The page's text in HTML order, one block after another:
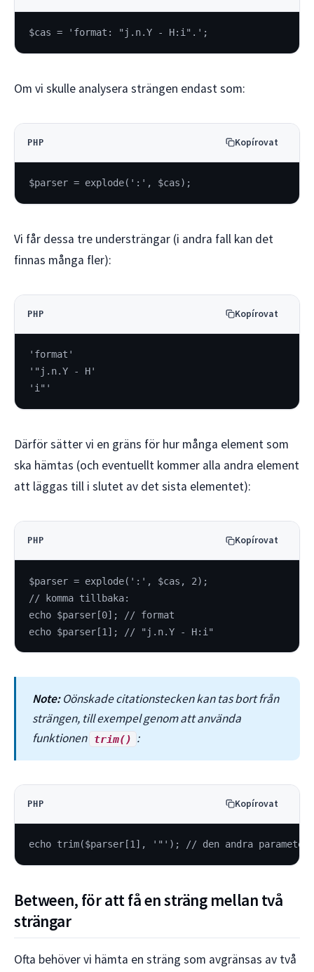
$cas = 'format: "j.n.Y - H:i".';
Om vi skulle analysera strängen endast som:
PHP Kopírovat
$parser = explode(':', $cas);
Vi får dessa tre understrängar (i andra fall kan det
finnas många fler):
PHP Kopírovat
'format'
'"j.n.Y - H'
'i"'
Därför sätter vi en gräns för hur många element som
ska hämtas (och eventuellt kommer alla andra element
att läggas till i slutet av det sista elementet):
PHP Kopírovat
$parser = explode(':', $cas, 2);
// komma tillbaka:
echo $parser[0]; // format
echo $parser[1]; // "j.n.Y - H:i"
Note:Oönskade citationstecken kan tas bort från
strängen, till exempel genom att använda
funktionen trim() :
PHP Kopírovat
echo trim($parser[1], '"'); // den andra parametern
Between, för att få en sträng mellan två
strängar
Ofta behöver vi hämta en sträng som avgränsas av två